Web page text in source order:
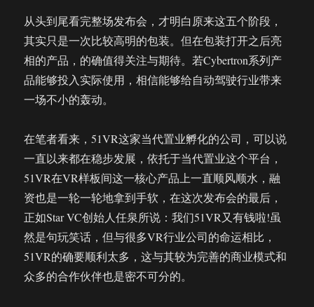
从头到尾看完整场发布会，才明白原来这五个阶段，
其实只是一次比较高明的包装。但在包装打开之后亮
相的产品，的确值得关注与期待。若Cybertron系列产
品能够投入实际使用，相信能够给自动驾驶行业带来
一场不小的轰动。
在笔者看来，51VR这家当代置业孵化的公司，可以说
一直以来都在稳步发展，依托于当代置业这个平台，
51VR在VR样板间这一核心产品上一直顺风顺水，融
资也是一轮一轮地拿到手软，在这次发布会的最后，
正如Star VC创始人任泉所说：我们51VR又有钱啦!虽
然是句玩笑话，但与很多VR行业公司的命运相比，
51VR的确要顺利太多，这与其较为完善的商业模式和
众多的合作伙伴也是密不可分的。